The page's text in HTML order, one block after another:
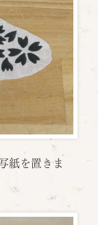
紙を置きま